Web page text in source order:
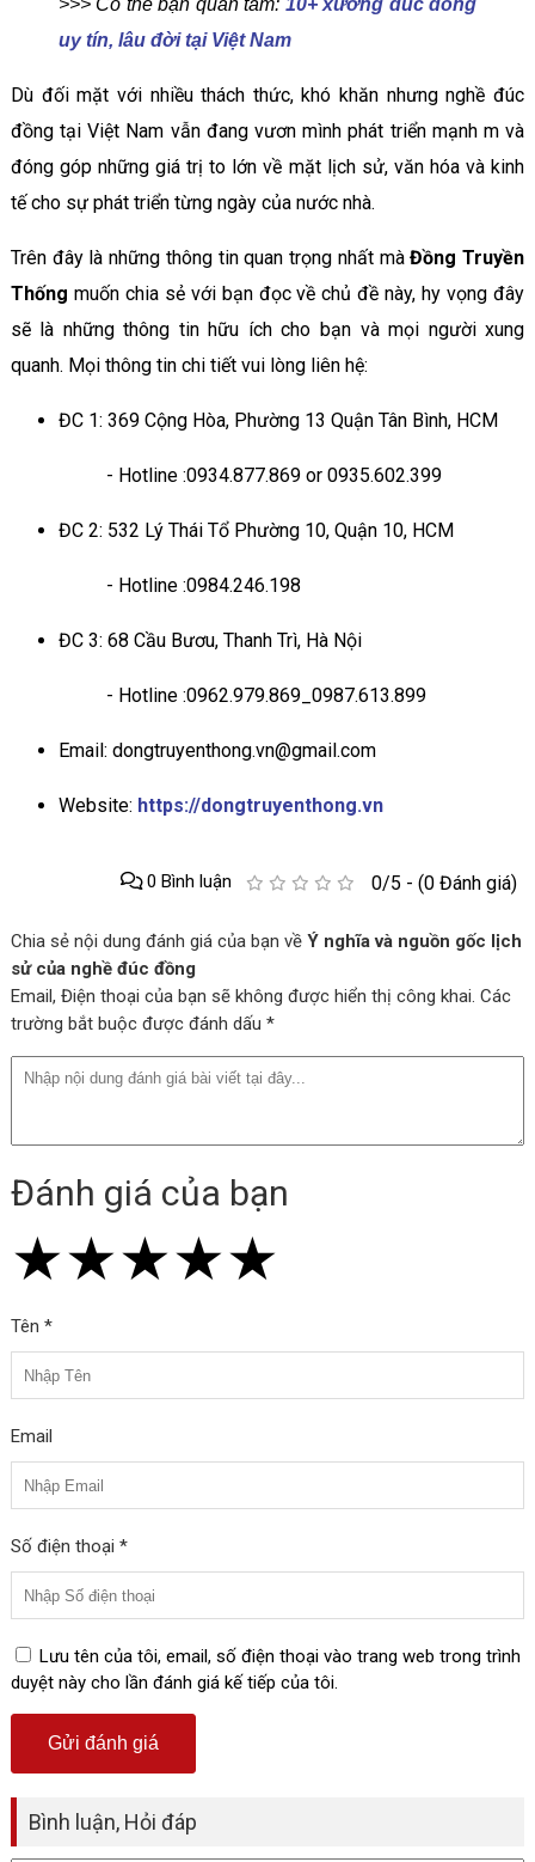
>>> Có thể bạn quan tâm: 10+ xưởng đúc đồng
uy tín, lâu đời tại Việt Nam
Dù đối mặt với nhiều thách thức, khó khăn nhưng nghề đúc
đồng tại Việt Nam vẫn đang vươn mình phát triển mạnh m và
đóng góp những giá trị to lớn về mặt lịch sử, văn hóa và kinh
tế cho sự phát triển từng ngày của nước nhà.
Trên đây là những thông tin quan trọng nhất màĐồng Truyền
Thống muốn chia sẻ với bạn đọc về chủ đề này, hy vọng đây
sẽ là những thông tin hữu ích cho bạn và mọi người xung
quanh. Mọi thông tin chi tiết vui lòng liên hệ:
ĐC 1: 369 Cộng Hòa, Phường 13 Quận Tân Bình, HCM
- Hotline :0934.877.869 or 0935.602.399
ĐC 2: 532 Lý Thái Tổ Phường 10, Quận 10, HCM
- Hotline :0984.246.198
ĐC 3: 68 Cầu Bươu, Thanh Trì, Hà Nội
- Hotline :0962.979.869_0987.613.899
Email: dongtruyenthong.vn@gmail.com
Website: https://dongtruyenthong.vn
0/5 - (0 Đánh giá)
0 Bình luận
Chia sẻ nội dung đánh giá của bạn về Ý nghĩa và nguồn gốc lịch
sử của nghề đúc đồng
Email, Điện thoại của bạn sẽ không được hiển thị công khai. Các
trường bắt buộc được đánh dấu *
Đánh giá của bạn
★
★★
★★★
★★★★
★★★★★
Tên *
Email
Số điện thoại *
Lưu tên của tôi, email, số điện thoại vào trang web trong trình
duyệt này cho lần đánh giá kế tiếp của tôi.
Bình luận, Hỏi đáp